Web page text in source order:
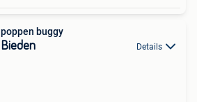
poppen buggy
Bieden Details